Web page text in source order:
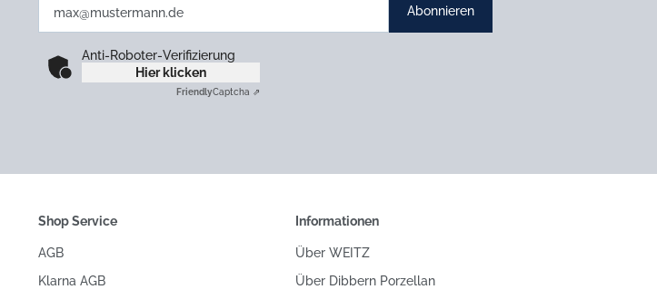
Abonnieren
Anti-Roboter-Verifizierung
Hier klicken
FriendlyCaptcha ⇗
Shop Service
AGB
Klarna AGB
Informationen
Über WEITZ
Über Dibbern Porzellan